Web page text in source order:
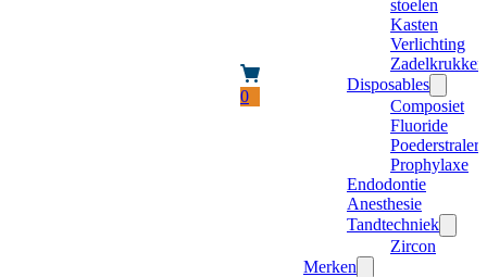
0
stoelen
Kasten
Verlichting
Zadelkrukken
Disposables
Composiet
Fluoride
Poederstraler
Prophylaxe
Endodontie
Anesthesie
Tandtechniek
Zircon
Merken